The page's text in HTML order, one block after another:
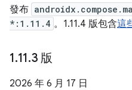
發布
*:1.11.4 。1.11.4 版包含這
1.11.3 版
2026 年 6 月 17 日